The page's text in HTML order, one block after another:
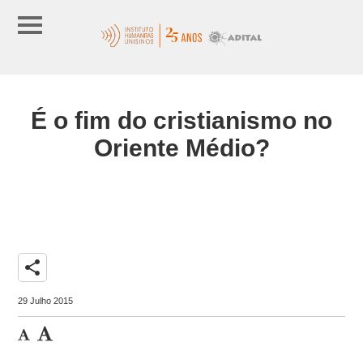
É o fim do cristianismo no
Oriente Médio?
share
29 Julho 2015